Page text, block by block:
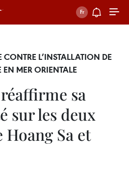
CONTRE L’INSTALLATION DE
EN MER ORIENTALE
sa
sur les deux
Sa et